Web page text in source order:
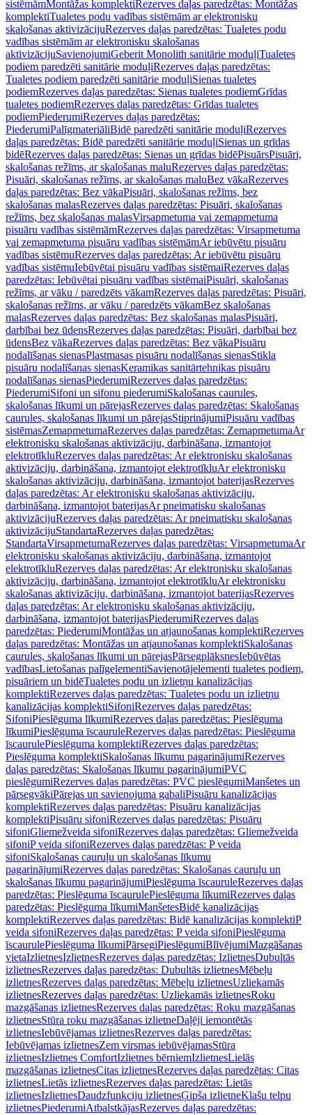
sistēmāmMontāžas komplektiRezerves daļas paredzētas: Montāžas
komplektiTualetes podu vadības sistēmām ar elektronisku
skalošanas aktivizācijuRezerves daļas paredzētas: Tualetes podu
vadības sistēmām ar elektronisku skalošanas
aktivizācijuSavienojumiGeberit Monolith sanitārie moduļiTualetes
podiem paredzēti sanitārie moduļiRezerves daļas paredzētas:
Tualetes podiem paredzēti sanitārie moduļiSienas tualetes
podiemRezerves daļas paredzētas: Sienas tualetes podiemGrīdas
tualetes podiemRezerves daļas paredzētas: Grīdas tualetes
podiemPiederumiRezerves daļas paredzētas:
PiederumiPalīgmateriāliBidē paredzēti sanitārie moduļiRezerves
daļas paredzētas: Bidē paredzēti sanitārie moduļiSienas un grīdas
bidēRezerves daļas paredzētas: Sienas un grīdas bidēPisuārsPisuāri,
skalošanas režīms, ar skalošanas maluRezerves daļas paredzētas:
Pisuāri, skalošanas režīms, ar skalošanas maluBez vākaRezerves
daļas paredzētas: Bez vākaPisuāri, skalošanas režīms, bez
skalošanas malasRezerves daļas paredzētas: Pisuāri, skalošanas
režīms, bez skalošanas malasVirsapmetuma vai zemapmetuma
pisuāru vadības sistēmāmRezerves daļas paredzētas: Virsapmetuma
vai zemapmetuma pisuāru vadības sistēmāmAr iebūvētu pisuāru
vadības sistēmuRezerves daļas paredzētas: Ar iebūvētu pisuāru
vadības sistēmuIebūvētai pisuāru vadības sistēmaiRezerves daļas
paredzētas: Iebūvētai pisuāru vadības sistēmaiPisuāri, skalošanas
režīms, ar vāku / paredzēts vākamRezerves daļas paredzētas: Pisuāri,
skalošanas režīms, ar vāku / paredzēts vākamBez skalošanas
malasRezerves daļas paredzētas: Bez skalošanas malasPisuāri,
darbībai bez ūdensRezerves daļas paredzētas: Pisuāri, darbībai bez
ūdensBez vākaRezerves daļas paredzētas: Bez vākaPisuāru
nodalīšanas sienasPlastmasas pisuāru nodalīšanas sienasStikla
pisuāru nodalīšanas sienasKeramikas sanitārtehnikas pisuāru
nodalīšanas sienasPiederumiRezerves daļas paredzētas:
PiederumiSifoni un sifonu piederumiSkalošanas caurules,
skalošanas līkumi un pārejasRezerves daļas paredzētas: Skalošanas
caurules, skalošanas līkumi un pārejasStiprinājumiPisuāru vadības
sistēmasZemapmetumaRezerves daļas paredzētas: ZemapmetumaAr
elektronisku skalošanas aktivizāciju, darbināšana, izmantojot
elektrotīkluRezerves daļas paredzētas: Ar elektronisku skalošanas
aktivizāciju, darbināšana, izmantojot elektrotīkluAr elektronisku
skalošanas aktivizāciju, darbināšana, izmantojot baterijasRezerves
daļas paredzētas: Ar elektronisku skalošanas aktivizāciju,
darbināšana, izmantojot baterijasAr pneimatisku skalošanas
aktivizācijuRezerves daļas paredzētas: Ar pneimatisku skalošanas
aktivizācijuStandartaRezerves daļas paredzētas:
StandartaVirsapmetumaRezerves daļas paredzētas: VirsapmetumaAr
elektronisku skalošanas aktivizāciju, darbināšana, izmantojot
elektrotīkluRezerves daļas paredzētas: Ar elektronisku skalošanas
aktivizāciju, darbināšana, izmantojot elektrotīkluAr elektronisku
skalošanas aktivizāciju, darbināšana, izmantojot baterijasRezerves
daļas paredzētas: Ar elektronisku skalošanas aktivizāciju,
darbināšana, izmantojot baterijasPiederumiRezerves daļas
paredzētas: PiederumiMontāžas un atjaunošanas komplektiRezerves
daļas paredzētas: Montāžas un atjaunošanas komplektiSkalošanas
caurules, skalošanas līkumi un pārejasPārsegplāksnesIebūvētas
vadībasLietošanas palīgelementiSavienotājelementi tualetes podiem,
pisuāriem un bidēTualetes podu un izlietņu kanalizācijas
komplektiRezerves daļas paredzētas: Tualetes podu un izlietņu
kanalizācijas komplektiSifoniRezerves daļas paredzētas:
SifoniPieslēguma līkumiRezerves daļas paredzētas: Pieslēguma
līkumiPieslēguma īscauruleRezerves daļas paredzētas: Pieslēguma
īscaurulePieslēguma komplektiRezerves daļas paredzētas:
Pieslēguma komplektiSkalošanas līkumu pagarinājumiRezerves
daļas paredzētas: Skalošanas līkumu pagarinājumiPVC
pieslēgumiRezerves daļas paredzētas: PVC pieslēgumiManšetes un
pārsegvākiPārejas un savienojuma gabaliPisuāru kanalizācijas
komplektiRezerves daļas paredzētas: Pisuāru kanalizācijas
komplektiPisuāru sifoniRezerves daļas paredzētas: Pisuāru
sifoniGliemežveida sifoniRezerves daļas paredzētas: Gliemežveida
sifoniP veida sifoniRezerves daļas paredzētas: P veida
sifoniSkalošanas cauruļu un skalošanas līkumu
pagarinājumiRezerves daļas paredzētas: Skalošanas cauruļu un
skalošanas līkumu pagarinājumiPieslēguma īscauruleRezerves daļas
paredzētas: Pieslēguma īscaurulePieslēguma līkumiRezerves daļas
paredzētas: Pieslēguma līkumiManšetesBidē kanalizācijas
komplektiRezerves daļas paredzētas: Bidē kanalizācijas komplektiP
veida sifoniRezerves daļas paredzētas: P veida sifoniPieslēguma
īscaurulePieslēguma līkumiPārsegiPieslēgumiBlīvējumiMazgāšanas
vietaIzlietnesIzlietnesRezerves daļas paredzētas: IzlietnesDubultās
izlietnesRezerves daļas paredzētas: Dubultās izlietnesMēbeļu
izlietnesRezerves daļas paredzētas: Mēbeļu izlietnesUzliekamās
izlietnesRezerves daļas paredzētas: Uzliekamās izlietnesRoku
mazgāšanas izlietnesRezerves daļas paredzētas: Roku mazgāšanas
izlietnesStūra roku mazgāšanas izlietneDaļēji iemontētās
izlietnesIebūvējamas izlietnesRezerves daļas paredzētas:
Iebūvējamas izlietnesZem virsmas iebūvējamasStūra
izlietnesIzlietnes ComfortIzlietnes bērniemIzlietnesLielās
mazgāšanas izlietnesCitas izlietnesRezerves daļas paredzētas: Citas
izlietnesLietās izlietnesRezerves daļas paredzētas: Lietās
izlietnesIzlietnesDaudzfunkciju izlietnesĢipša izlietneKlašu telpu
izlietnesPiederumiAtbalstkājasRezerves daļas paredzētas: